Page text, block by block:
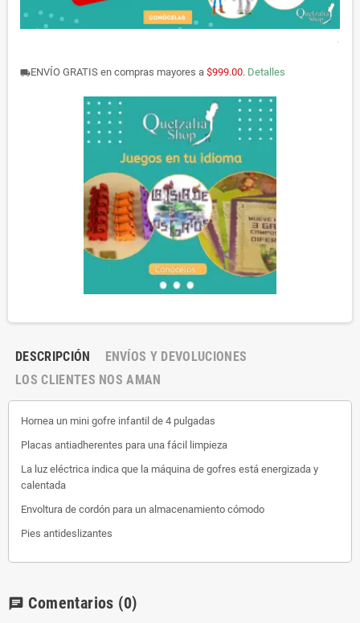
.
local_shippingENVÍO GRATIS en compras mayores a $999.00. Detalles
DESCRIPCIÓN
ENVÍOS Y DEVOLUCIONES
LOS CLIENTES NOS AMAN
Hornea un mini gofre infantil de 4 pulgadas
Placas antiadherentes para una fácil limpieza
La luz eléctrica indica que la máquina de gofres está energizada y
calentada
Envoltura de cordón para un almacenamiento cómodo
Pies antideslizantes
chat Comentarios (0)